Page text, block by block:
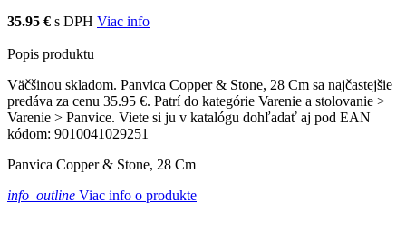
35.95 € s DPH Viac info
Popis produktu
Väčšinou skladom. Panvica Copper & Stone, 28 Cm sa najčastejšie
predáva za cenu 35.95 €. Patrí do kategórie Varenie a stolovanie >
Varenie > Panvice. Viete si ju v katalógu dohľadať aj pod EAN
kódom: 9010041029251
Panvica Copper & Stone, 28 Cm
info_outline Viac info o produkte